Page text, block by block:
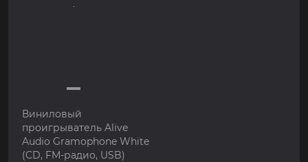
Виниловый
проигрыватель Alive
Audio Gramophone White
(CD, FM-радио, USB)